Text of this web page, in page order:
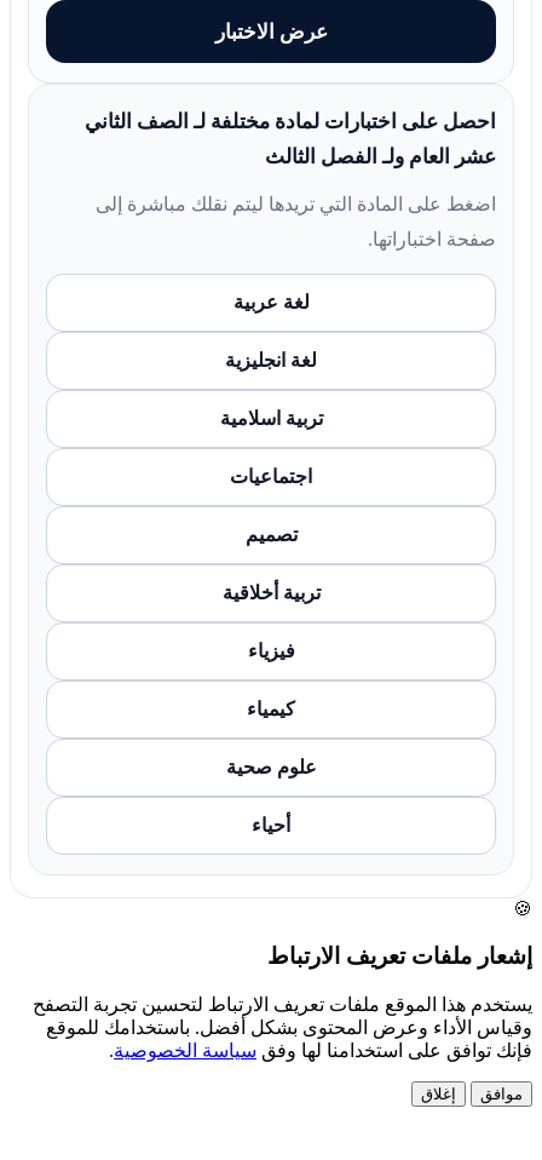
عرض الاختبار
احصل على اختبارات لمادة مختلفة لـ الصف الثاني
عشر العام ولـ الفصل الثالث
اضغط على المادة التي تريدها ليتم نقلك مباشرة إلى
صفحة اختباراتها.
لغة عربية
لغة انجليزية
تربية اسلامية
اجتماعيات
تصميم
تربية أخلاقية
فيزياء
كيمياء
علوم صحية
أحياء
🍪
إشعار ملفات تعريف الارتباط
يستخدم هذا الموقع ملفات تعريف الارتباط لتحسين تجربة التصفح
وقياس الأداء وعرض المحتوى بشكل أفضل. باستخدامك للموقع
فإنك توافق على استخدامنا لها وفق سياسة الخصوصية.
موافق إغلاق